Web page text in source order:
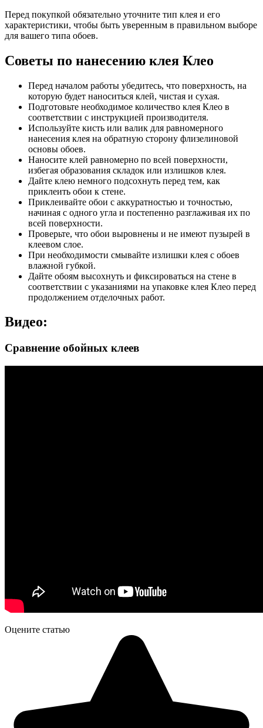
Перед покупкой обязательно уточните тип клея и его
характеристики, чтобы быть уверенным в правильном выборе
для вашего типа обоев.
Советы по нанесению клея Клео
Перед началом работы убедитесь, что поверхность, на
которую будет наноситься клей, чистая и сухая.
Подготовьте необходимое количество клея Клео в
соответствии с инструкцией производителя.
Используйте кисть или валик для равномерного
нанесения клея на обратную сторону флизелиновой
основы обоев.
Наносите клей равномерно по всей поверхности,
избегая образования складок или излишков клея.
Дайте клею немного подсохнуть перед тем, как
приклеить обои к стене.
Приклеивайте обои с аккуратностью и точностью,
начиная с одного угла и постепенно разглаживая их по
всей поверхности.
Проверьте, что обои выровнены и не имеют пузырей в
клеевом слое.
При необходимости смывайте излишки клея с обоев
влажной губкой.
Дайте обоям высохнуть и фиксироваться на стене в
соответствии с указаниями на упаковке клея Клео перед
продолжением отделочных работ.
Видео:
Сравнение обойных клеев
Оцените статью